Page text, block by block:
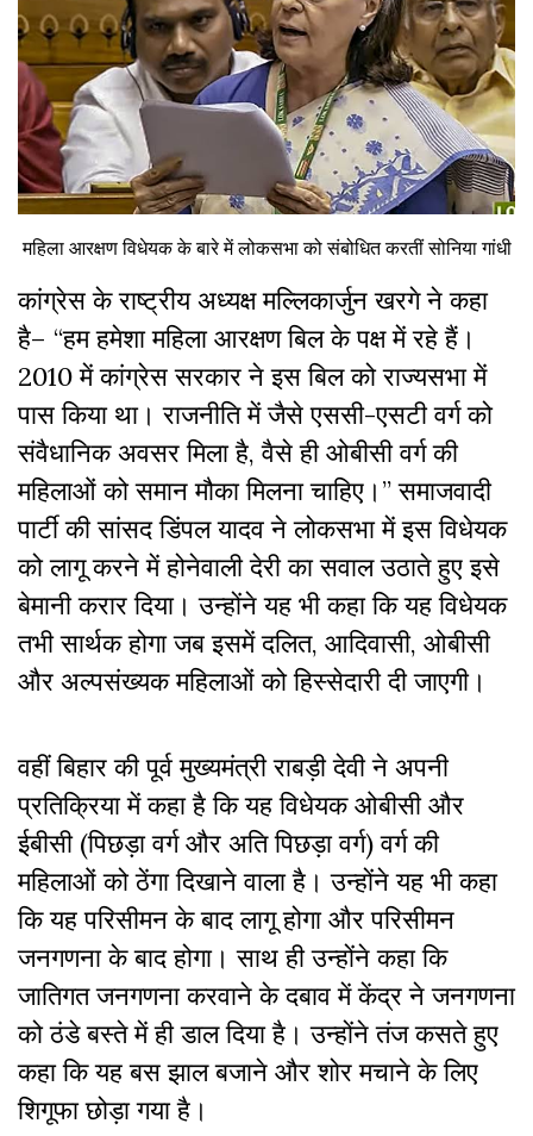
महिला आरक्षण विधेयक के बारे में लोकसभा को संबोधित करतीं सोनिया गांधी
कांग्रेस के राष्ट्रीय अध्यक्ष मल्लिकार्जुन खरगे ने कहा
है– “हम हमेशा महिला आरक्षण बिल के पक्ष में रहे हैं।
2010 में कांग्रेस सरकार ने इस बिल को राज्यसभा में
पास किया था। राजनीति में जैसे एससी-एसटी वर्ग को
संवैधानिक अवसर मिला है, वैसे ही ओबीसी वर्ग की
महिलाओं को समान मौका मिलना चाहिए।” समाजवादी
पार्टी की सांसद डिंपल यादव ने लोकसभा में इस विधेयक
को लागू करने में होनेवाली देरी का सवाल उठाते हुए इसे
बेमानी करार दिया। उन्होंने यह भी कहा कि यह विधेयक
तभी सार्थक होगा जब इसमें दलित, आदिवासी, ओबीसी
और अल्पसंख्यक महिलाओं को हिस्सेदारी दी जाएगी।
वहीं बिहार की पूर्व मुख्यमंत्री राबड़ी देवी ने अपनी
प्रतिक्रिया में कहा है कि यह विधेयक ओबीसी और
ईबीसी (पिछड़ा वर्ग और अति पिछड़ा वर्ग) वर्ग की
महिलाओं को ठेंगा दिखाने वाला है। उन्होंने यह भी कहा
कि यह परिसीमन के बाद लागू होगा और परिसीमन
जनगणना के बाद होगा। साथ ही उन्होंने कहा कि
जातिगत जनगणना करवाने के दबाव में केंद्र ने जनगणना
को ठंडे बस्ते में ही डाल दिया है। उन्होंने तंज कसते हुए
कहा कि यह बस झाल बजाने और शोर मचाने के लिए
शिगूफा छोड़ा गया है।